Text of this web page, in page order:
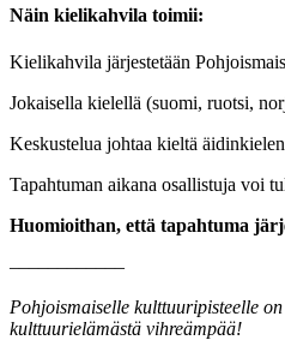
Näin kielikahvila toimii:
Kielikahvila järjestetään
Jokaisella kielellä (suomi, ruotsi,
Keskustelua johtaa kieltä
Tapahtuman aikana osallistuja voi
Huomioithan, että tapahtuma
––––––––––––
Pohjoismaiselle kulttuuripisteelle
kulttuurielämästä vihreämpää!